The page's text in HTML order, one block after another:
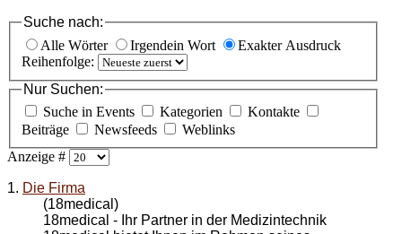
Suche nach:
Alle Wörter
Irgendein Wort
Exakter Ausdruck
Reihenfolge:
Nur Suchen:
Suche in Events
Kategorien
Kontakte
Beiträge
Newsfeeds
Weblinks
Anzeige #
1. Die Firma
(18medical)
18medical - Ihr Partner in der Medizintechnik